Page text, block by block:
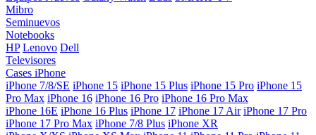
Mibro
Seminuevos
Notebooks
HP Lenovo Dell
Televisores
Cases iPhone
iPhone 7/8/SE iPhone 15 iPhone 15 Plus iPhone 15 Pro iPhone 15
Pro Max iPhone 16 iPhone 16 Pro iPhone 16 Pro Max
iPhone 16E iPhone 16 Plus iPhone 17 iPhone 17 Air iPhone 17 Pro
iPhone 17 Pro Max iPhone 7/8 Plus iPhone XR